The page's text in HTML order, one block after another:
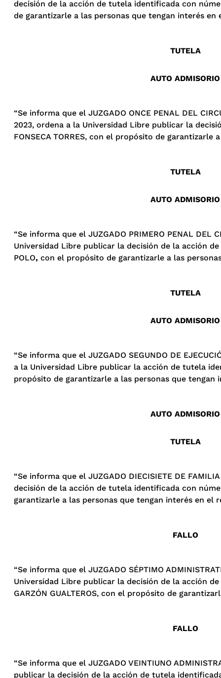
decisión de la acción de tutela identificada con
de garantizarle a las personas que tengan interés
TUTELA
AUTO ADMISORIO
“Se informa que el JUZGADO ONCE PENAL DEL
2023, ordena a la Universidad Libre publicar la
FONSECA TORRES, con el propósito de
TUTELA
AUTO ADMISORIO
“Se informa que el JUZGADO PRIMERO PENAL DEL
Universidad Libre publicar la decisión de la acción
POLO, con el propósito de garantizarle a las
TUTELA
AUTO ADMISORIO
“Se informa que el JUZGADO SEGUNDO DE
a la Universidad Libre publicar la acción de tutela
propósito de garantizarle a las personas que tengan
AUTO ADMISORIO
TUTELA
“Se informa que el JUZGADO DIECISIETE DE
decisión de la acción de tutela identificada con
garantizarle a las personas que tengan interés en el
FALLO
“Se informa que el JUZGADO SÉPTIMO
Universidad Libre publicar la decisión de la acción
GARZÓN GUALTEROS, con el propósito de
FALLO
“Se informa que el JUZGADO VEINTIUNO
publicar la decisión de la acción de tutela